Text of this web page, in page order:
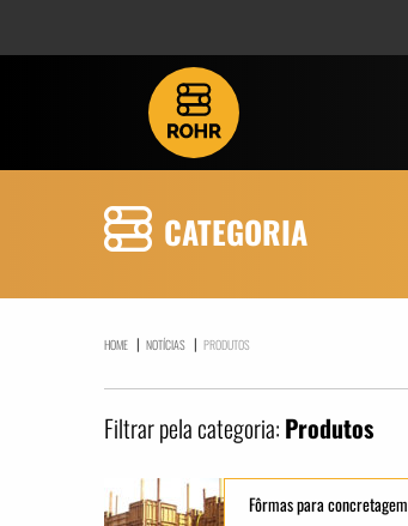
CATEGORIA
HOME | NOTÍCIAS | PRODUTOS
Filtrar pela categoria: Produtos
Fôrmas para concretagem